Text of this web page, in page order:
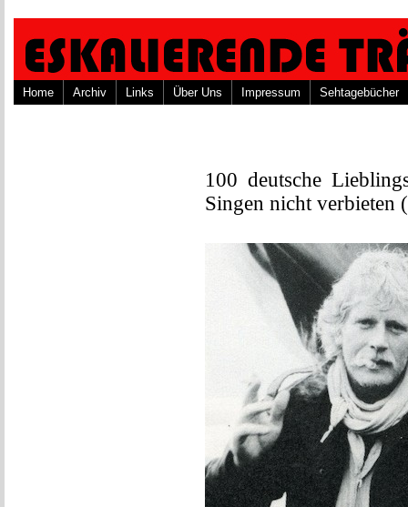
Home Archiv Links Über Uns Impressum Sehtagebücher
100 deutsche
Singen nicht verbieten